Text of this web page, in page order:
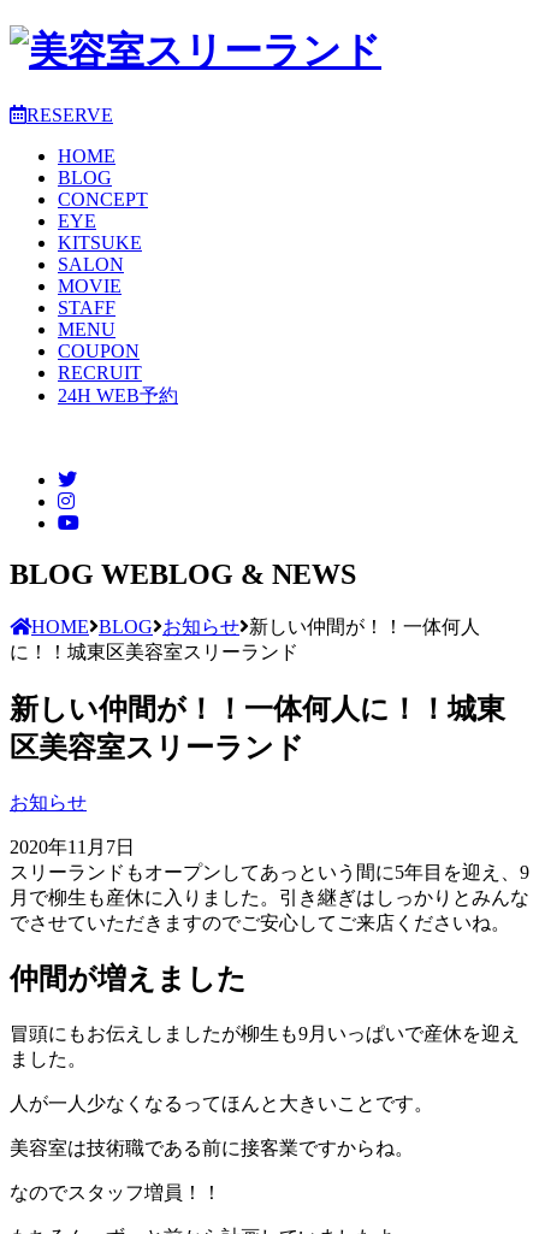
RESERVE
HOME
BLOG
CONCEPT
EYE
KITSUKE
SALON
MOVIE
STAFF
MENU
COUPON
RECRUIT
24H WEB予約
BLOG WEBLOG & NEWS
HOME BLOG お知らせ 新しい仲間が！！一体何人
に！！城東区美容室スリーランド
新しい仲間が！！一体何人に！！城東
区美容室スリーランド
お知らせ
2020年11月7日
スリーランドもオープンしてあっという間に5年目を迎え、9
月で柳生も産休に入りました。引き継ぎはしっかりとみんな
でさせていただきますのでご安心してご来店くださいね。
仲間が増えました
冒頭にもお伝えしましたが柳生も9月いっぱいで産休を迎え
ました。
人が一人少なくなるってほんと大きいことです。
美容室は技術職である前に接客業ですからね。
なのでスタッフ増員！！